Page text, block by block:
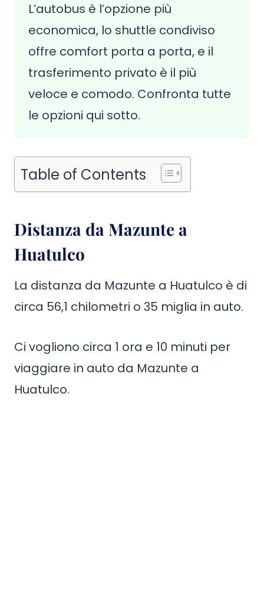
L’autobus è l’opzione più
economica, lo shuttle condiviso
offre comfort porta a porta, e il
trasferimento privato è il più
veloce e comodo. Confronta tutte
le opzioni qui sotto.
Table of Contents
Distanza da Mazunte a
Huatulco
La distanza da Mazunte a Huatulco è di
circa 56,1 chilometri o 35 miglia in auto.
Ci vogliono circa 1 ora e 10 minuti per
viaggiare in auto da Mazunte a
Huatulco.